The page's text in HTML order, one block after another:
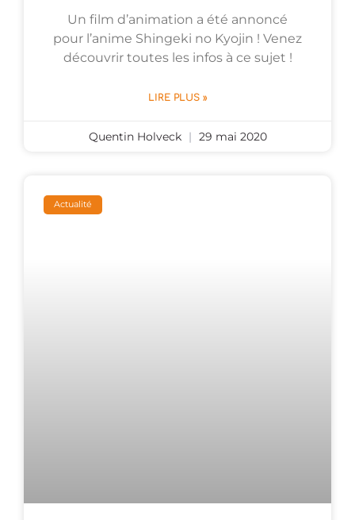
Un film d’animation a été annoncé
pour l’anime Shingeki no Kyojin ! Venez
découvrir toutes les infos à ce sujet !
LIRE PLUS »
Quentin Holveck 29 mai 2020
Actualité